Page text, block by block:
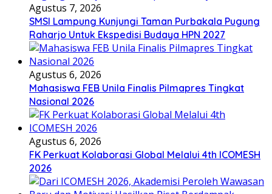
Agustus 7, 2026
SMSI Lampung Kunjungi Taman Purbakala Pugung
Raharjo Untuk Ekspedisi Budaya HPN 2027
Agustus 6, 2026
Mahasiswa FEB Unila Finalis Pilmapres Tingkat
Nasional 2026
Agustus 6, 2026
FK Perkuat Kolaborasi Global Melalui 4th ICOMESH
2026